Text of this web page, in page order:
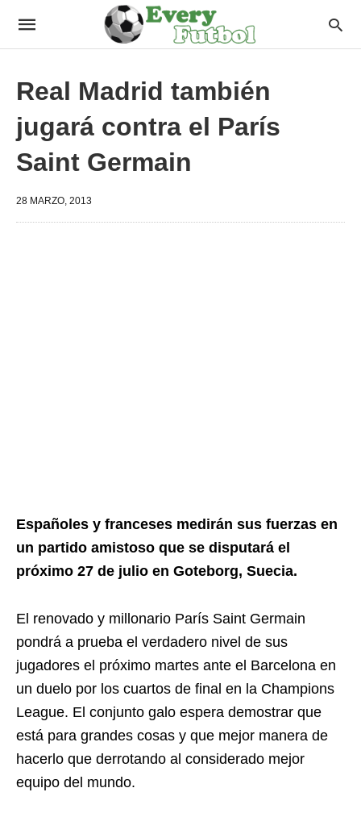
Real Madrid también
jugará contra el París
Saint Germain
28 MARZO, 2013
Españoles y franceses medirán sus fuerzas en
un partido amistoso que se disputará el
próximo 27 de julio en Goteborg, Suecia.
El renovado y millonario París Saint Germain
pondrá a prueba el verdadero nivel de sus
jugadores el próximo martes ante el Barcelona en
un duelo por los cuartos de final en la Champions
League. El conjunto galo espera demostrar que
está para grandes cosas y que mejor manera de
hacerlo que derrotando al considerado mejor
equipo del mundo.